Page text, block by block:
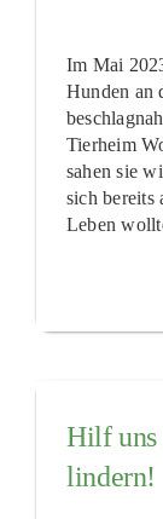
Im Mai
Hunden an
Tierheim
sahen sie
sich bereits
Leben
Hilf uns
lindern!